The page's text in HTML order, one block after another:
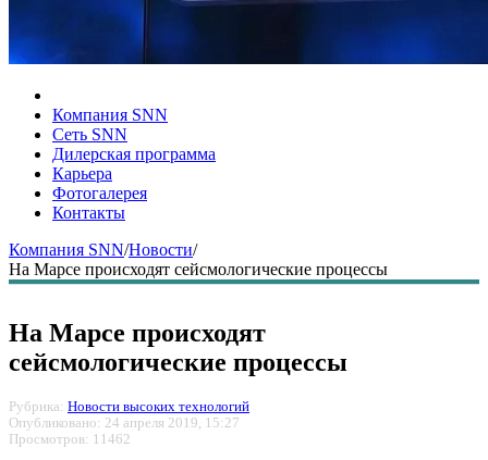
Компания SNN
Сеть SNN
Дилерская программа
Карьера
Фотогалерея
Контакты
Компания SNN/Новости/
На Марсе происходят сейсмологические процессы
На Марсе происходят
сейсмологические процессы
Рубрика: Новости высоких технологий
Опубликовано: 24 апреля 2019, 15:27
Просмотров: 11462